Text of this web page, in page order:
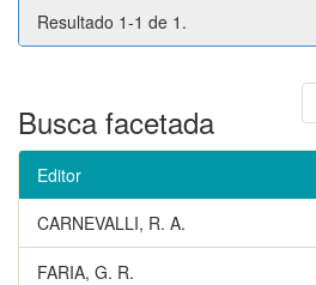
Resultado 1-1 de 1.
Busca facetada
Editor
CARNEVALLI, R. A.
FARIA, G. R.